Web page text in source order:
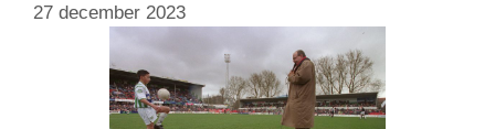
27 december 2023